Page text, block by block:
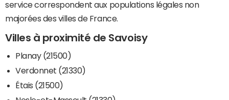
service correspondent aux populations légales non
majorées des villes de France.
Villes à proximité de Savoisy
Planay (21500)
Verdonnet (21330)
Étais (21500)